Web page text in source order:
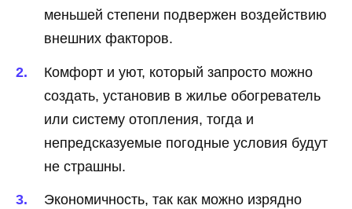
меньшей степени подвержен воздействию
внешних факторов.
Комфорт и уют, который запросто можно
создать, установив в жилье обогреватель
или систему отопления, тогда и
непредсказуемые погодные условия будут
не страшны.
Экономичность, так как можно изрядно